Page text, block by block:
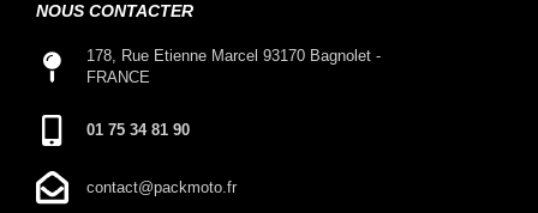
NOUS CONTACTER
178, Rue Etienne Marcel 93170 Bagnolet -
FRANCE
01 75 34 81 90
contact@packmoto.fr